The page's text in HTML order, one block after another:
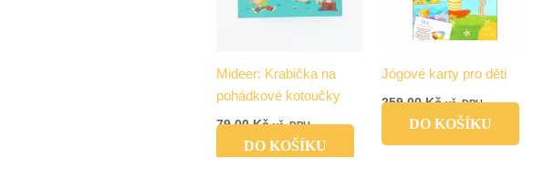
Mideer: Krabička na
pohádkové kotoučky
79,00Kč vč. DPH
DO KOŠÍKU
Jógové karty pro děti
259,00Kč vč. DPH
DO KOŠÍKU